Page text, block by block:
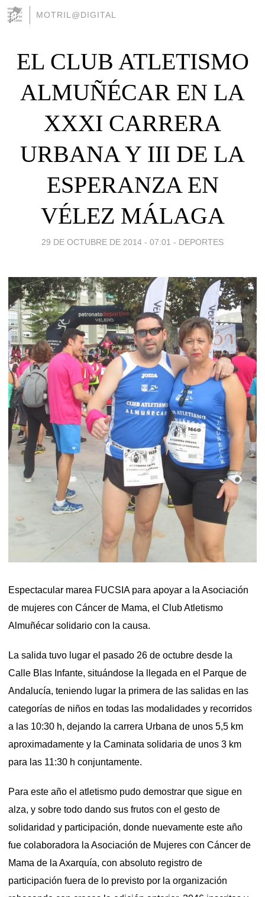
MOTRIL@DIGITAL
EL CLUB ATLETISMO
ALMUÑÉCAR EN LA
XXXI CARRERA
URBANA Y III DE LA
ESPERANZA EN
VÉLEZ MÁLAGA
29 DE OCTUBRE DE 2014 - 07:01 - DEPORTES
Espectacular marea FUCSIA para apoyar a la Asociación
de mujeres con Cáncer de Mama, el Club Atletismo
Almuñécar solidario con la causa.
La salida tuvo lugar el pasado 26 de octubre desde la
Calle Blas Infante, situándose la llegada en el Parque de
Andalucía, teniendo lugar la primera de las salidas en las
categorías de niños en todas las modalidades y recorridos
a las 10:30 h, dejando la carrera Urbana de unos 5,5 km
aproximadamente y la Caminata solidaria de unos 3 km
para las 11:30 h conjuntamente.
Para este año el atletismo pudo demostrar que sigue en
alza, y sobre todo dando sus frutos con el gesto de
solidaridad y participación, donde nuevamente este año
fue colaboradora la Asociación de Mujeres con Cáncer de
Mama de la Axarquía, con absoluto registro de
participación fuera de lo previsto por la organización